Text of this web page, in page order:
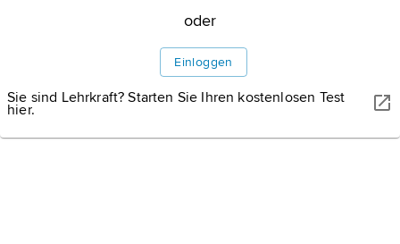
oder
Einloggen
Sie sind Lehrkraft? Starten Sie Ihren kostenlosen Test
hier.